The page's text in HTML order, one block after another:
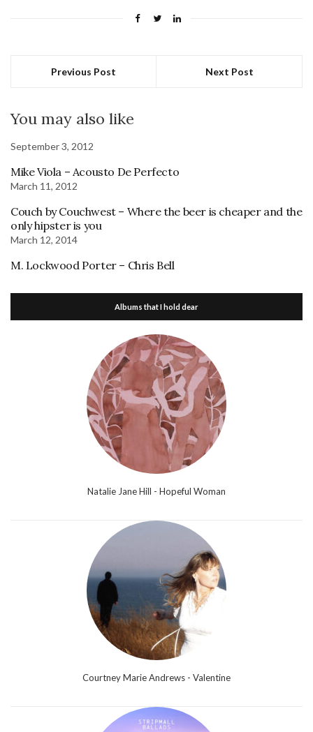
Previous Post Next Post
You may also like
September 3, 2012
Mike Viola – Acousto De Perfecto
March 11, 2012
Couch by Couchwest – Where the beer is cheaper and the
only hipster is you
March 12, 2014
M. Lockwood Porter – Chris Bell
Albums that I hold dear
Natalie Jane Hill - Hopeful Woman
Courtney Marie Andrews - Valentine